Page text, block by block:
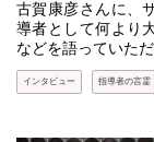
古賀康彦さんに、
導者として何より
などを語っていた
インタビュー 指導者の言霊